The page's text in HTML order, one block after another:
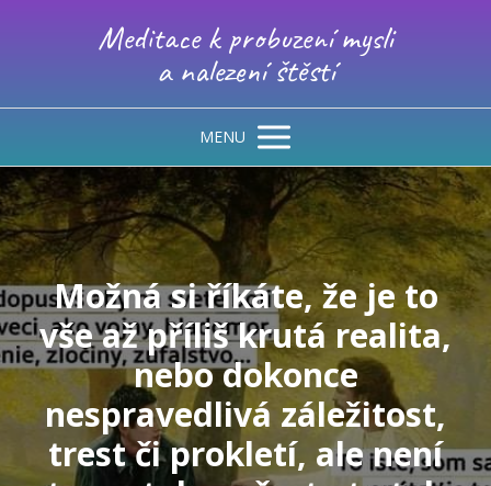
Meditace k probuzení mysli
a nalezení štěstí
MENU
Možná si říkáte, že je to
vše až příliš krutá realita,
nebo dokonce
nespravedlivá záležitost,
trest či prokletí, ale není